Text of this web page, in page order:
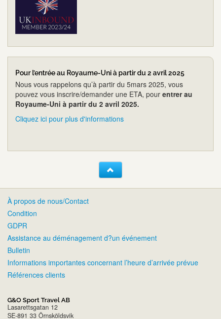
Pour l’entrée au Royaume-Uni à partir du 2 avril 2025
Nous vous rappelons qu’à partir du 5mars 2025, vous
pouvez vous inscrire/demander une ETA, pour entrer au
Royaume-Uni à partir du 2 avril 2025.
Cliquez ici pour plus d'informations
À propos de nous/Contact
Condition
GDPR
Assistance au déménagement d?un événement
Bulletin
Informations importantes concernant l’heure d’arrivée prévue
Références clients
G&O Sport Travel AB
Lasarettsgatan 12
SE-891 33 Örnsköldsvik